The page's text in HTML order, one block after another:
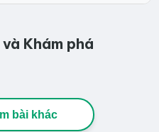
Khám phá
bài khác